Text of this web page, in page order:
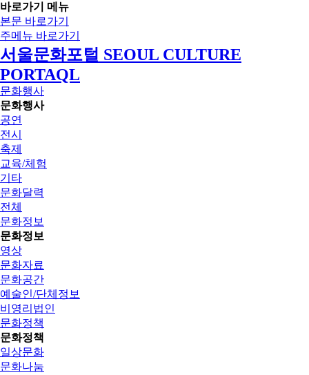
바로가기 메뉴
본문 바로가기
주메뉴 바로가기
서울문화포털 SEOUL CULTURE
PORTAQL
문화행사
문화행사
공연
전시
축제
교육/체험
기타
문화달력
전체
문화정보
문화정보
영상
문화자료
문화공간
예술인/단체정보
비영리법인
문화정책
문화정책
일상문화
문화나눔